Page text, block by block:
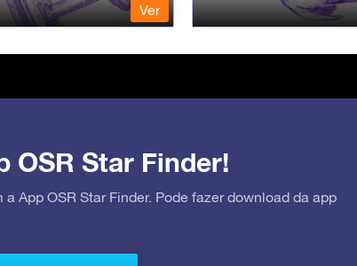
Ver
OSR Star Finder!
App OSR Star Finder. Pode fazer download da app